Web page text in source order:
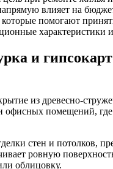
влияет на
помогают
и
из древесно-
помещений, где
стен и потолков,
ровную
облицовку.